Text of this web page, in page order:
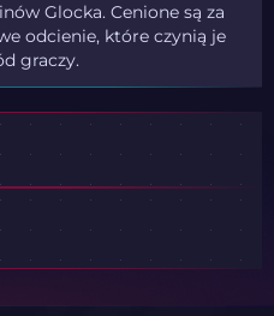
Glocka. Cenione są za
odcienie, które czynią je
graczy.